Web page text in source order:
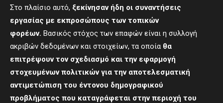
Στο πλαίσιο αυτό, ξεκίνησαν ήδη οι συναντήσεις
εργασίας με εκπροσώπους των τοπικών
φορέων. Βασικός στόχος των επαφών είναι η συλλογή
ακριβών δεδομένων και στοιχείων, τα οποία θα
επιτρέψουν τον σχεδιασμό και την εφαρμογή
στοχευμένων πολιτικών για την αποτελεσματική
αντιμετώπιση του έντονου δημογραφικού
προβλήματος που καταγράφεται στην περιοχή του